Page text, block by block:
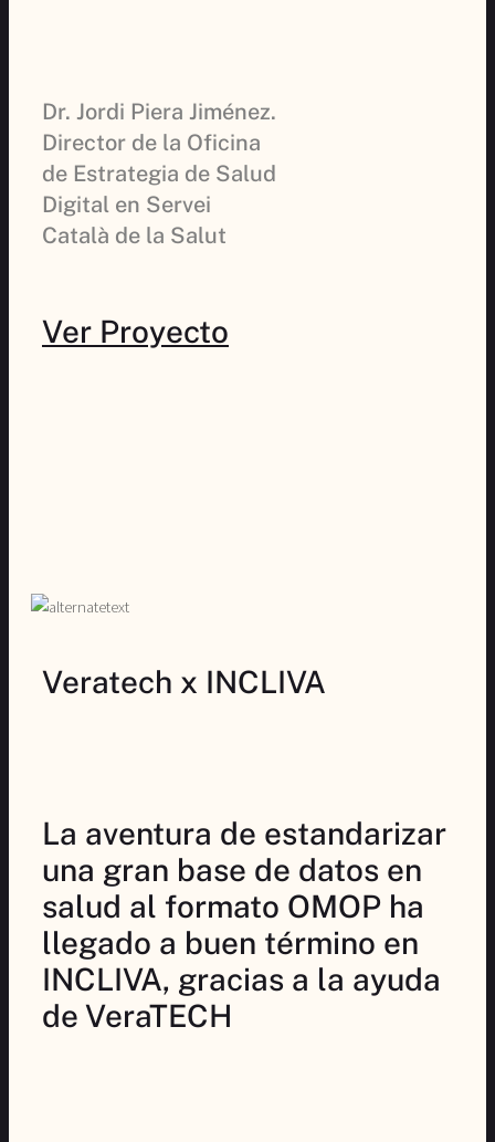
Dr. Jordi Piera Jiménez.
Director de la Oficina
de Estrategia de Salud
Digital en Servei
Català de la Salut
Ver Proyecto
Veratech x INCLIVA
La aventura de estandarizar
una gran base de datos en
salud al formato OMOP ha
llegado a buen término en
INCLIVA, gracias a la ayuda
de VeraTECH